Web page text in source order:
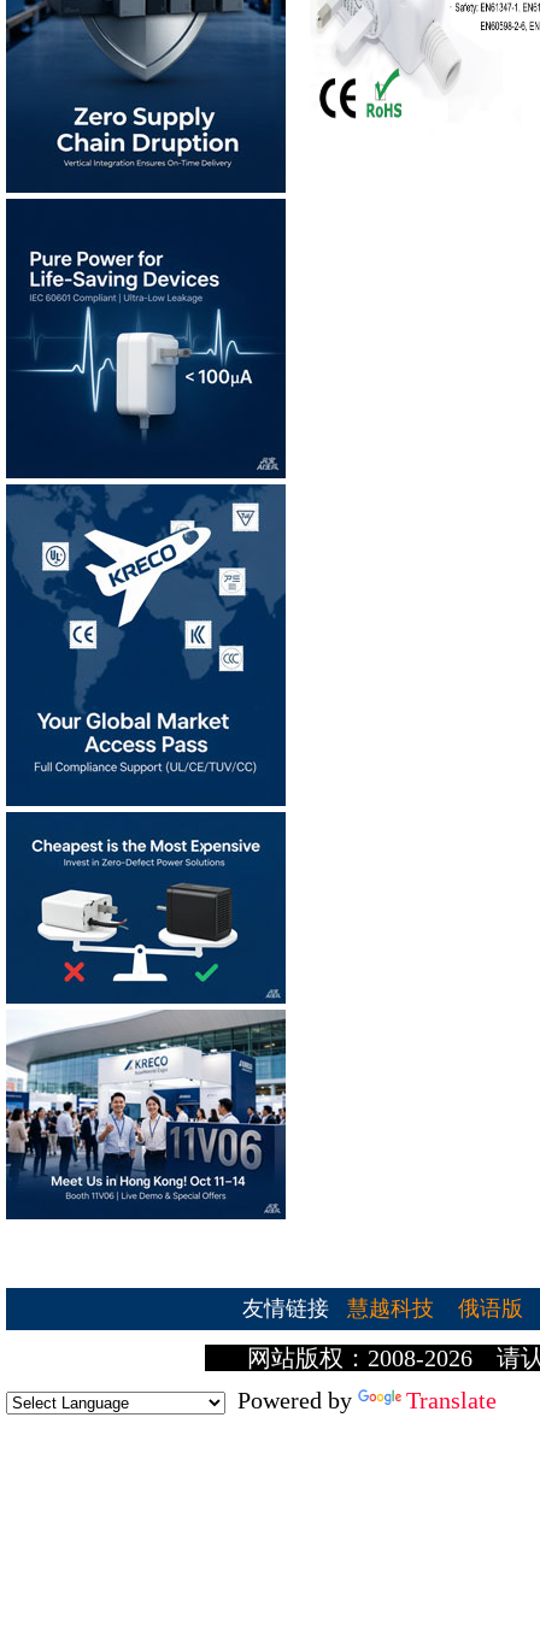
友情链接 慧越科技 俄语版
网站版权：2008-2026 请
Powered by
Translate